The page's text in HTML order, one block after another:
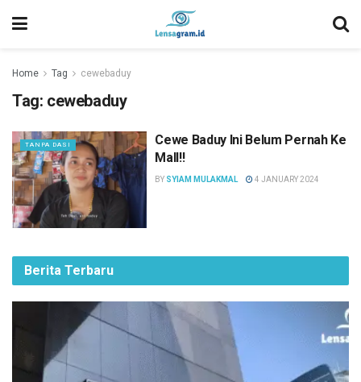
Home Tag cewebaduy
Tag: cewebaduy
TANPA DASI
Cewe Baduy Ini Belum Pernah Ke
Mall!!
BY SYIAM MULAKMAL 4 JANUARY 2024
Berita Terbaru